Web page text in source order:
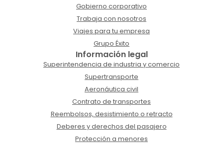
Gobierno corporativo
Trabaja con nosotros
Viajes para tu empresa
Grupo Éxito
Información legal
Superintendencia de industria y comercio
Supertransporte
Aeronáutica civil
Contrato de transportes
Reembolsos, desistimiento o retracto
Deberes y derechos del pasajero
Protección a menores